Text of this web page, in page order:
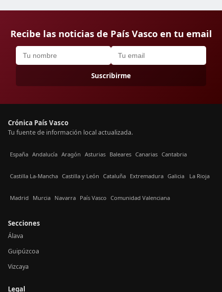
Recibe las noticias de País Vasco en tu email
Suscribirme
Crónica País Vasco
Tu fuente de información local actualizada.
España Andalucía Aragón Asturias Baleares Canarias Cantabria
Castilla La-Mancha Castilla y León Cataluña Extremadura Galicia La Rioja
Madrid Murcia Navarra País Vasco Comunidad Valenciana
Secciones
Álava
Guipúzcoa
Vizcaya
Legal